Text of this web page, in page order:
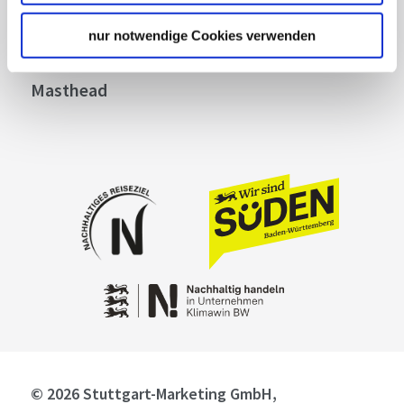
nur notwendige Cookies verwenden
Privacy policy
Contact
Cookies
Masthead
© 2026 Stuttgart-Marketing GmbH,